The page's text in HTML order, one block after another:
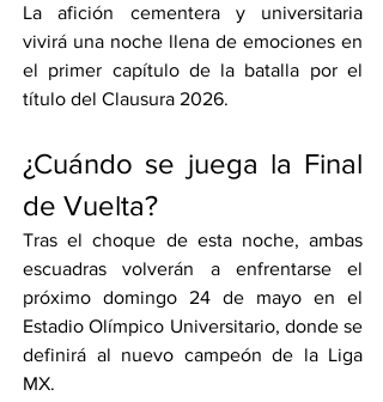
La afición cementera y universitaria
vivirá una noche llena de emociones en
el primer capítulo de la batalla por el
título del Clausura 2026.
¿Cuándo se juega la Final
de Vuelta?
Tras el choque de esta noche, ambas
escuadras volverán a enfrentarse el
próximo domingo 24 de mayo en el
Estadio Olímpico Universitario, donde se
definirá al nuevo campeón de la Liga
MX.